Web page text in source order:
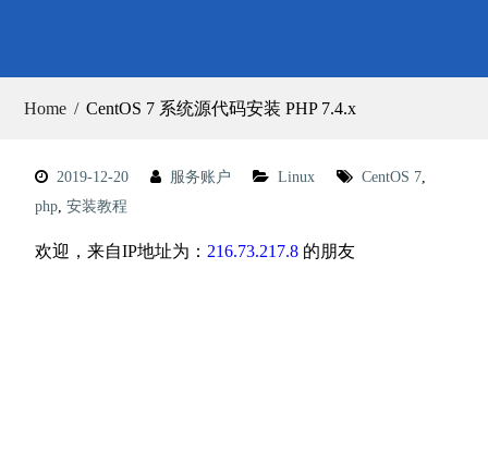
Home CentOS 7 系统源代码安装 PHP 7.4.x
2019-12-20 服务账户 Linux CentOS 7,
php, 安装教程
欢迎，来自IP地址为： 216.73.217.8的朋友